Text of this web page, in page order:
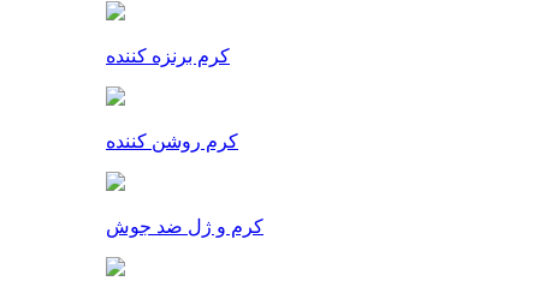
کرم برنزه کننده
کرم روشن کننده
کرم و ژل ضد جوش